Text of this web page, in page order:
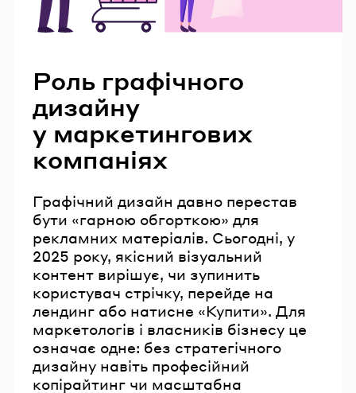
Роль графічного
дизайну
у маркетингових
компаніях
Графічний дизайн давно перестав
бути «гарною обгорткою» для
рекламних матеріалів. Сьогодні, у
2025 року, якісний візуальний
контент вирішує, чи зупинить
користувач стрічку, перейде на
лендинг або натисне «Купити». Для
маркетологів і власників бізнесу це
означає одне: без стратегічного
дизайну навіть професійний
копірайтинг чи масштабна